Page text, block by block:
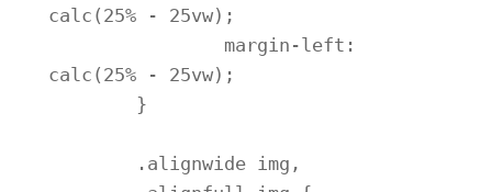
calc(25% - 25vw);
calc(25% - 25vw);